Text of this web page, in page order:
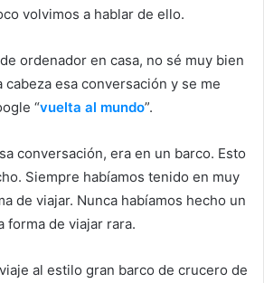
volvimos a hablar de ello.
ordenador en casa, no sé muy bien
cabeza esa conversación y se me
“vuelta al mundo”.
conversación, era en un barco. Esto
Siempre habíamos tenido en muy
de viajar. Nunca habíamos hecho un
forma de viajar rara.
al estilo gran barco de crucero de